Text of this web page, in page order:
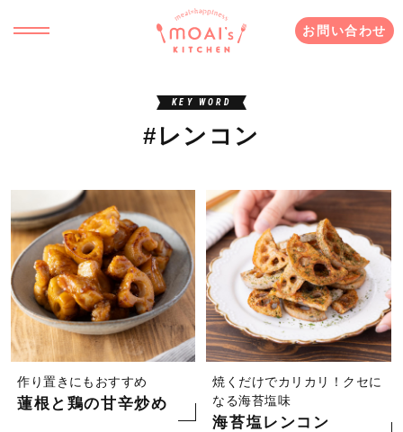
お問い合わせ
KEY WORD
#レンコン
作り置きにもおすすめ
蓮根と鶏の甘辛炒め
焼くだけでカリカリ！クセに
なる海苔塩味
海苔塩レンコン